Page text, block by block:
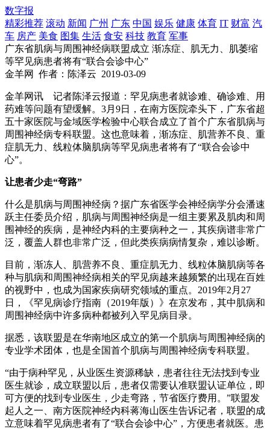
数字报
精彩推荐 滚动 新闻 广州 广东 中国 娱乐 健康 体育 IT 财富 汽
车 房产 美食 图集 生活 食安 科技 教育 军事
广东省肌病与周围神经病联盟成立 渐冻症、肌无力、肌萎缩
等罕见病患者将有“联合会诊中心”
金羊网
作者：陈泽云 2019-03-09
金羊网讯 记者陈泽云报道：罕见病患者就诊难、确诊难、用
药难等问题有望缓解。3月9日，在南方医院牵头下，广东省超
五十家医院与金域医学检验中心联合成立了首个广东省肌病与
周围神经病专科联盟。这也意味着，渐冻症、肌营养不良、重
症肌无力、线粒体脑肌病等罕见病患者将有了“联合会诊中
心”。
让患者少走“弯路”
什么是肌病与周围神经病？据广东省医学会神经病学分会潘速
跃主任委员介绍，肌病与周围神经病是一组主要累及肌肉和周
围神经的疾病，是神经内科的主要病种之一，其疾病谱非常广
泛，覆盖人群也非常广泛，但此类疾病病情复杂，难以诊断。
目前，渐冻人、肌营养不良、重症肌无力、线粒体脑肌病等各
种与肌病和周围神经病相关的罕见病越来越频繁的出现在百姓
的视野中，也成为国家疾病研究领域的重点。2019年2月27
日，《罕见病诊疗指南（2019年版）》在京发布，其中肌病和
周围神经病中许多病种都被列入罕见病目录。
据悉，该联盟是在华南地区成立的第一个肌病与周围神经病的
专业学术团体，也是全国首个肌病与周围神经病专科联盟。
“由于病种罕见，从业医生资源稀缺，患者往往无法找到专业
医生就诊，成立联盟以后，患者仅需要认准联盟认证单位，即
可方便的找到专业医生，少走弯路，节省医疗费用。”联盟发
起人之一、南方医院神经内科蒋海山医生告诉记者，联盟的成
立意味着罕见病患者有了“联合会诊中心”，方便患者就医。患